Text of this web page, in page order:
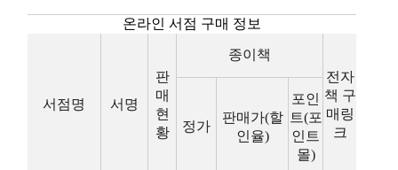
온라인 서점 구매 정보
서점명 서명
판
매
현
황
종이책
전자
책 구
매링
크
정가
판매가(할
인율)
포인
트(포
인트
몰)